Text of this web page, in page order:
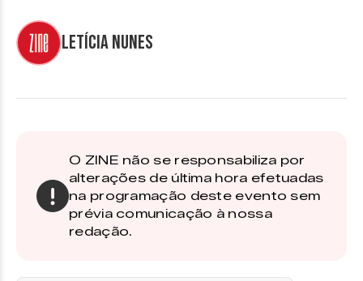
Letícia Nunes
O ZINE não se responsabiliza por
alterações de última hora efetuadas
na programação deste evento sem
prévia comunicação à nossa
redação.